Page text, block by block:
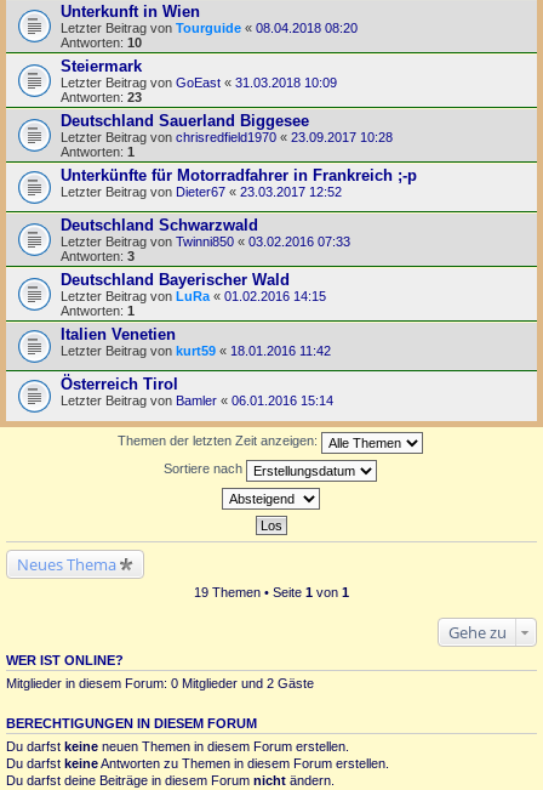
Unterkunft in Wien
Letzter Beitrag von Tourguide « 08.04.2018 08:20
Antworten: 10
Steiermark
Letzter Beitrag von GoEast « 31.03.2018 10:09
Antworten: 23
Deutschland Sauerland Biggesee
Letzter Beitrag von chrisredfield1970 « 23.09.2017 10:28
Antworten: 1
Unterkünfte für Motorradfahrer in Frankreich ;-p
Letzter Beitrag von Dieter67 « 23.03.2017 12:52
Deutschland Schwarzwald
Letzter Beitrag von Twinni850 « 03.02.2016 07:33
Antworten: 3
Deutschland Bayerischer Wald
Letzter Beitrag von LuRa « 01.02.2016 14:15
Antworten: 1
Italien Venetien
Letzter Beitrag von kurt59 « 18.01.2016 11:42
Österreich Tirol
Letzter Beitrag von Bamler « 06.01.2016 15:14
Themen der letzten Zeit anzeigen:
Sortiere nach
Neues Thema
19 Themen • Seite 1 von 1
Gehe zu
WER IST ONLINE?
Mitglieder in diesem Forum: 0 Mitglieder und 2 Gäste
BERECHTIGUNGEN IN DIESEM FORUM
Du darfst keine neuen Themen in diesem Forum erstellen.
Du darfst keineAntworten zu Themen in diesem Forum erstellen.
Du darfst deine Beiträge in diesem Forum nicht ändern.